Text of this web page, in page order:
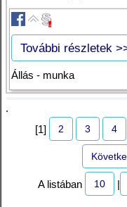
További részletek
Állás - munka
.
[1]
2 3 4
A listában 10